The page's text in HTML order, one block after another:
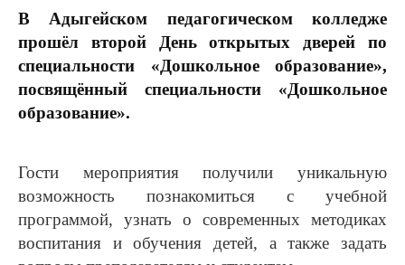
В Адыгейском педагогическом колледже
прошёл второй День открытых дверей по
специальности «Дошкольное образование»,
посвящённый специальности «Дошкольное
образование».
Гости мероприятия получили уникальную
возможность познакомиться с учебной
программой, узнать о современных методиках
воспитания и обучения детей, а также задать